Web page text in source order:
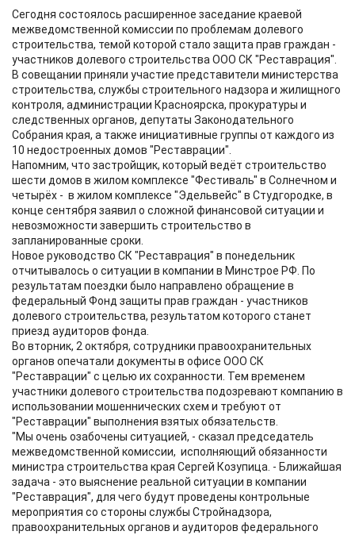
Сегодня состоялось расширенное заседание краевой
межведомственной комиссии по проблемам долевого
строительства, темой которой стало защита прав граждан -
участников долевого строительства ООО СК "Реставрация".
В совещании приняли участие представители министерства
строительства, службы строительного надзора и жилищного
контроля, администрации Красноярска, прокуратуры и
следственных органов, депутаты Законодательного
Собрания края, а также инициативные группы от каждого из
10 недостроенных домов "Реставрации".
Напомним, что застройщик, который ведёт строительство
шести домов в жилом комплексе "Фестиваль" в Солнечном и
четырёх - в жилом комплексе "Эдельвейс" в Студгородке, в
конце сентября заявил о сложной финансовой ситуации и
невозможности завершить строительство в
запланированные сроки.
Новое руководство СК "Реставрация" в понедельник
отчитывалось о ситуации в компании в Минстрое РФ. По
результатам поездки было направлено обращение в
федеральный Фонд защиты прав граждан - участников
долевого строительства, результатом которого станет
приезд аудиторов фонда.
Во вторник, 2 октября, сотрудники правоохранительных
органов опечатали документы в офисе ООО СК
"Реставрации" с целью их сохранности. Тем временем
участники долевого строительства подозревают компанию в
использовании мошеннических схем и требуют от
"Реставрации" выполнения взятых обязательств.
"Мы очень озабочены ситуацией, - сказал председатель
межведомственной комиссии, исполняющий обязанности
министра строительства края Сергей Козупица. - Ближайшая
задача - это выяснение реальной ситуации в компании
"Реставрация", для чего будут проведены контрольные
мероприятия со стороны службы Cтройнадзора,
правоохранительных органов и аудиторов федерального